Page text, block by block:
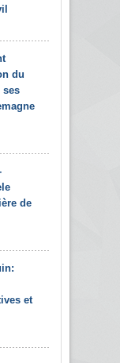
du
ses
de
et